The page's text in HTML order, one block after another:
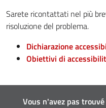
Sarete ricontattati nel più
risoluzione del problema.
Dichiarazione
Obiettivi di
Vous n'avez pas